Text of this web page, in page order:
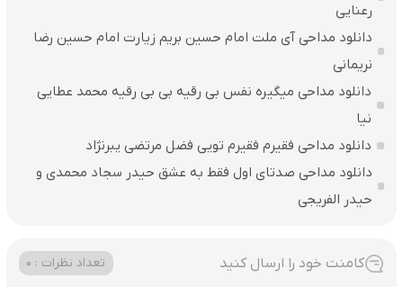
رعنایی
دانلود مداحی آی ملت امام حسین بریم زیارت امام حسین رضا
نریمانی
دانلود مداحی میگیره نفس بی رقیه بی بی رقیه محمد عطایی
نیا
دانلود مداحی فقیرم فقیرم تویی فضل مرتضی یبرنژاد
دانلود مداحی صدتای اول فقط به عشق حیدر سجاد محمدی و
حیدر الفریجی
کامنت خود را ارسال کنید تعداد نظرات : 0